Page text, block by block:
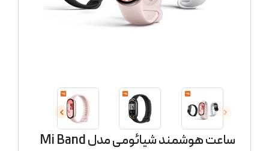
ساعت هوشمند شیائومی مدل Mi Band